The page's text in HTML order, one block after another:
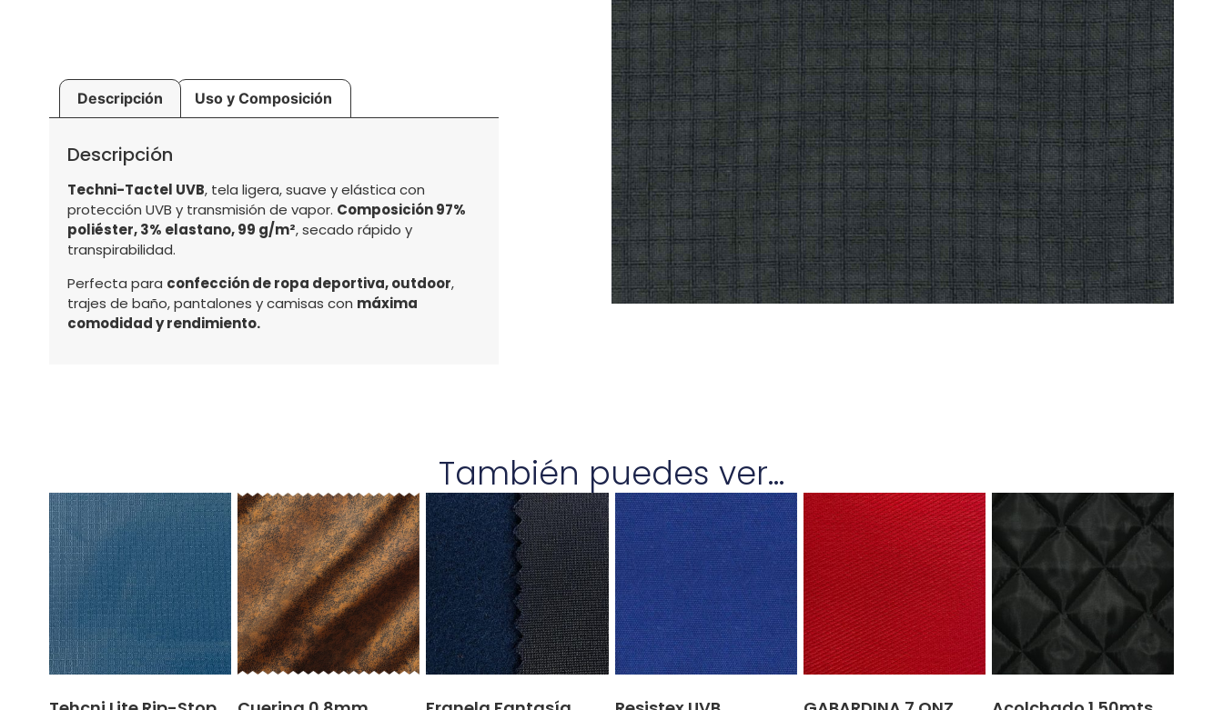
Descripción Uso y Composición
Descripción
Techni-Tactel UVB, tela ligera, suave y elástica con
protección UVB y transmisión de vapor. Composición 97%
poliéster, 3% elastano, 99 g/m², secado rápido y
transpirabilidad.
Perfecta para confección de ropa deportiva, outdoor,
trajes de baño, pantalones y camisas con máxima
comodidad y rendimiento.
También puedes ver...